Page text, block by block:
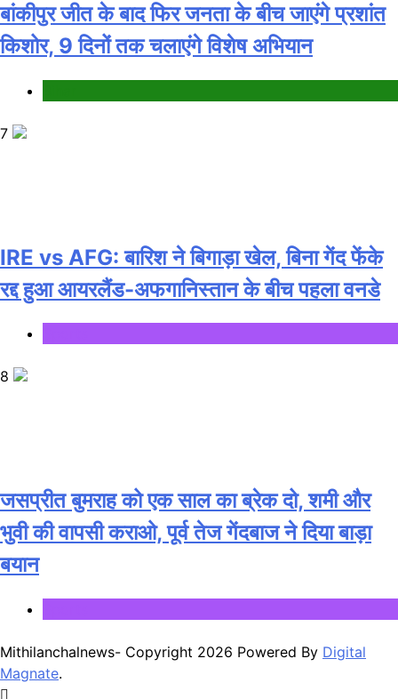
बांकीपुर जीत के बाद फिर जनता के बीच जाएंगे प्रशांत
किशोर, 9 दिनों तक चलाएंगे विशेष अभियान
7
IRE vs AFG: बारिश ने बिगाड़ा खेल, बिना गेंद फेंके
रद्द हुआ आयरलैंड-अफगानिस्तान के बीच पहला वनडे
8
जसप्रीत बुमराह को एक साल का ब्रेक दो, शमी और
भुवी की वापसी कराओ, पूर्व तेज गेंदबाज ने दिया बाड़ा
बयान
Mithilanchalnews- Copyright 2026 Powered By Digital
Magnate.